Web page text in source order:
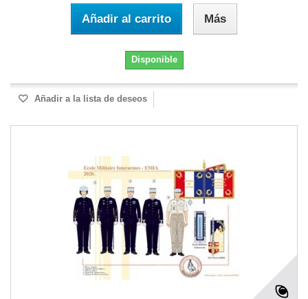
Añadir al carrito Más
Disponible
Añadir a la lista de deseos